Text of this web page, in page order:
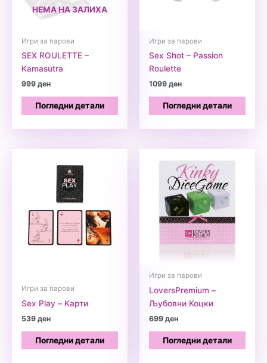
НЕМА НА ЗАЛИХА
Игри за парови
SEX ROULETTE –
Kamasutra
999ден
Погледни детали
Игри за парови
Sex Shot – Passion
Roulette
1099ден
Погледни детали
Игри за парови
Sex Play – Карти
539ден
Погледни детали
Игри за парови
LoversPremium –
Љубовни Коцки
699ден
Погледни детали